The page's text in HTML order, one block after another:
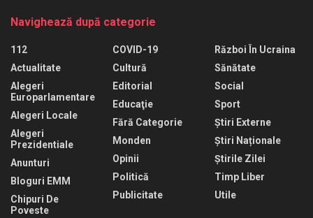
Navighează după categorie
112
Actualitate
Alegeri
Europarlamentare
Alegeri Locale
Alegeri
Prezidentiale
Anunturi
Bloguri EMM
Chipuri De
Poveste
COVID-19
Cultură
Editorial
Educaţie
Fără Categorie
Monden
Opinii
Politică
Publicitate
Război În Ucraina
Sănătate
Social
Sport
Știri Externe
Știri Naționale
Știrile Zilei
Timp Liber
Utile